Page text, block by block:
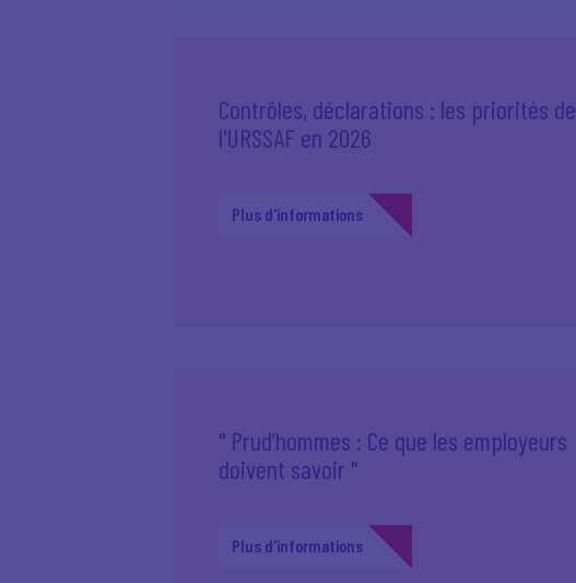
Contrôles, déclarations : les priorités de
l'URSSAF en 2026
Plus d'informations
" Prud’hommes : Ce que les employeurs
doivent savoir "
Plus d'informations